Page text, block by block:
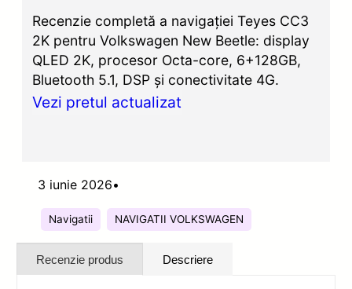
Recenzie completă a navigației Teyes CC3
2K pentru Volkswagen New Beetle: display
QLED 2K, procesor Octa-core, 6+128GB,
Bluetooth 5.1, DSP și conectivitate 4G.
Vezi pretul actualizat
3 iunie 2026•
Navigatii NAVIGATII VOLKSWAGEN
Recenzie produs Descriere